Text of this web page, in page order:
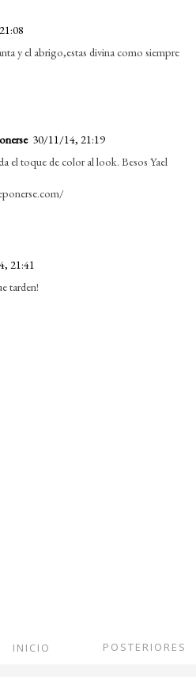
y el abrigo,estas divina como siempre
30/11/14, 21:19
el toque de color al look. Besos Yael
21:41
tarden!
POSTERIORES
INICIO